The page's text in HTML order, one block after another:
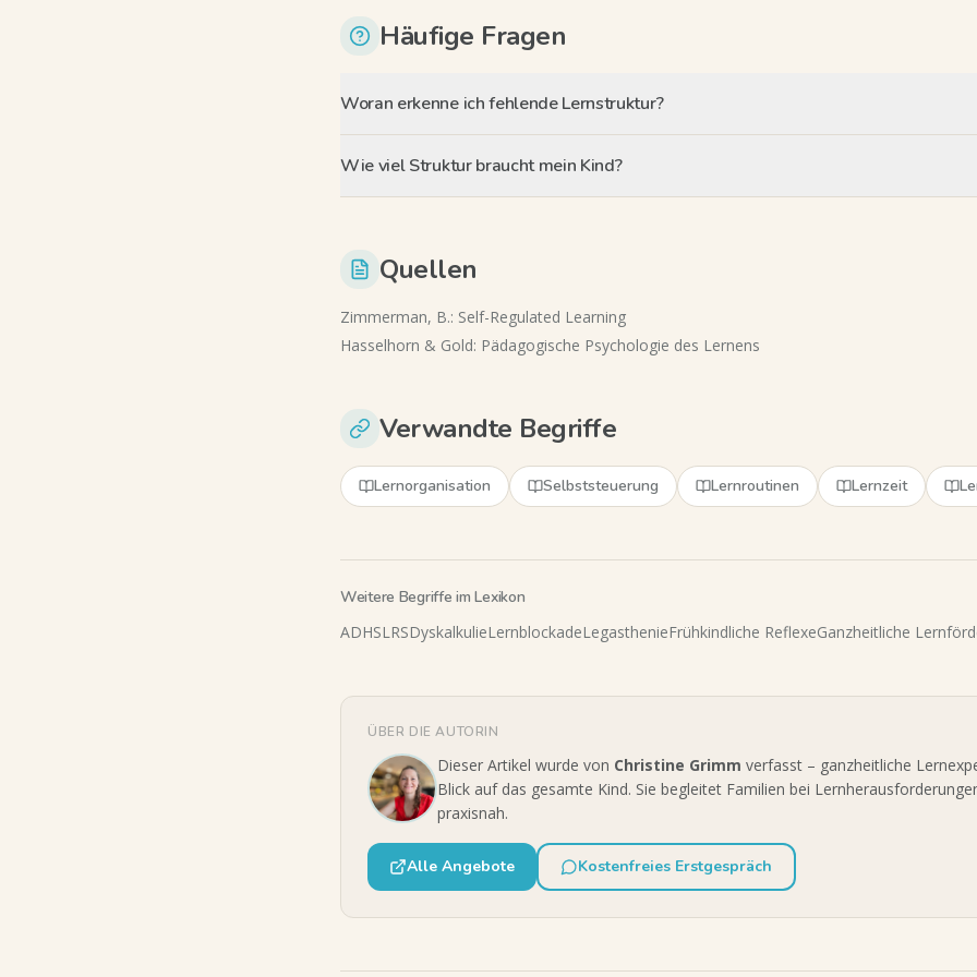
Häufige Fragen
Woran erkenne ich fehlende Lernstruktur?
Wie viel Struktur braucht mein Kind?
Quellen
Zimmerman, B.: Self-Regulated Learning
Hasselhorn & Gold: Pädagogische Psychologie des Lernens
Verwandte Begriffe
Lernorganisation Selbststeuerung Lernroutinen Lernzeit
Weitere Begriffe im Lexikon
ADHSLRSDyskalkulieLernblockadeLegasthenieFrühkindliche ReflexeGanzheitliche
ÜBER DIE AUTORIN
Dieser Artikel wurde von Christine Grimm verfasst – ganzheitliche
Blick auf das gesamte Kind. Sie begleitet Familien bei
praxisnah.
Alle Angebote Kostenfreies Erstgespräch